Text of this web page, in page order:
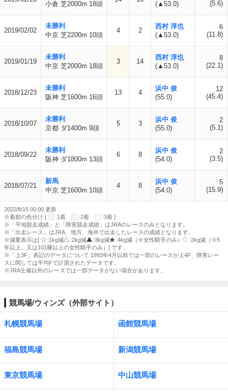
小倉 芝2000m 18頭
(▲53.0)
(5.6)
2019/02/02
未勝利
中京 芝2200m 10頭
4 2
西村 淳也
(▲53.0)
6
(11.8)
2019/01/19
未勝利
中京 芝2000m 18頭
3 14
西村 淳也
(▲53.0)
8
(22.1)
2018/12/23
未勝利
阪神 芝1600m 16頭
13 4
浜中 俊
(55.0)
12
(45.4)
2018/10/07
未勝利
京都 ダ1400m 9頭
5 3
浜中 俊
(55.0)
2
(5.1)
2018/09/22
未勝利
阪神 ダ1800m 13頭
6 8
浜中 俊
(54.0)
2
(3.5)
2018/07/21
新馬
中京 芝1600m 10頭
4 8
浜中 俊
(54.0)
5
(15.9)
2022/8/15 00:00 更新
※着順の色分け [
:1着 :2着
:3着 ]
※「平地競走成績」と「障害競走成績」はJRAのレースのみとなります。
※「出走レース」はJRA、地方、海外で出走したレースの成績となります。
※減量表示は[
:1kg減 :2kg減 :3kg減 :4kg減（※女性騎手のみ）
:2kg減（※5
年以上、又は101勝以上の女性騎手のみ）] です。
※「上3F」表記のデータについて 1993年4月以前では一部のレースが上4F、障害レー
スに関しては平均Fで計測されたデータです。
※JRA主催以外のレースでは一部データがない場合があります。
競馬場/ウィンズ（外部サイト）
札幌競馬場 函館競馬場
福島競馬場 新潟競馬場
東京競馬場 中山競馬場